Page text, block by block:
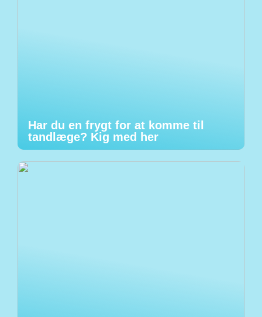
Har du en frygt for at komme til
tandlæge? Kig med her